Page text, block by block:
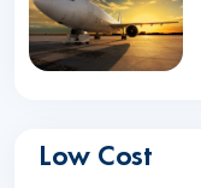
Low Cost